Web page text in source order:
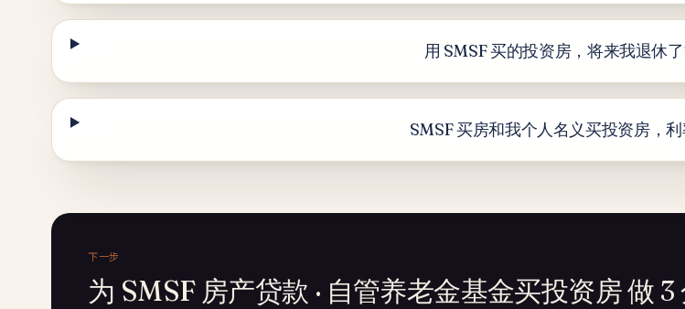
用 SMSF 买的投资房，将来我退休
SMSF 买房和我个人名义买投资房，
下一步
为 SMSF 房产贷款 · 自管养老金基金买投资房 做 3